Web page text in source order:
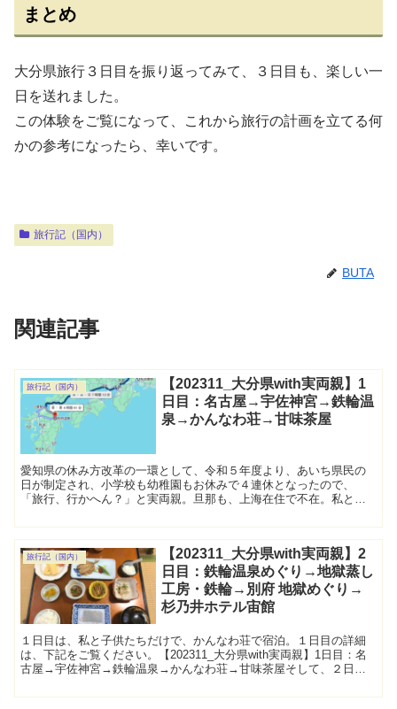
まとめ
大分県旅行３日目を振り返ってみて、３日目も、楽しい一
日を送れました。
この体験をご覧になって、これから旅行の計画を立てる何
かの参考になったら、幸いです。
旅行記（国内）
BUTA
関連記事
旅行記（国内）
【202311_大分県with実両親】1
日目：名古屋→宇佐神宮→鉄輪温
泉→かんなわ荘→甘味茶屋
愛知県の休み方改革の一環として、令和５年度より、あいち県民の
日が制定され、小学校も幼稚園もお休みで４連休となったので、
「旅行、行かへん？」と実両親。旦那も、上海在住で不在。私と子
分...
旅行記（国内）
【202311_大分県with実両親】2
日目：鉄輪温泉めぐり→地獄蒸し
工房・鉄輪→別府 地獄めぐり→
杉乃井ホテル宙館
１日目は、私と子供たちだけで、かんなわ荘で宿泊。１日目の詳細
は、下記をご覧ください。【202311_大分県with実両親】1日目：名
古屋→宇佐神宮→鉄輪温泉→かんなわ荘→甘味茶屋そして、２日目